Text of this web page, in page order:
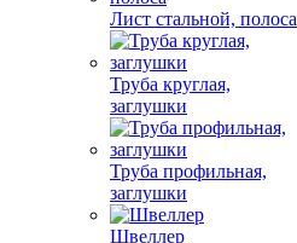
Лист стальной, полоса
Труба круглая,
заглушки
Труба профильная,
заглушки
Швеллер